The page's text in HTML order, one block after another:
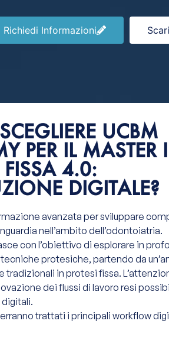
Richiedi Informazioni
UCBM
PER IL MASTER
FISSA 4.0:
DIGITALE?
avanzata per sviluppare
nell’ambito dell’odontoiatria.
con l’obiettivo di esplorare in
protesiche, partendo da
in protesi fissa.
dei flussi di lavoro resi
trattati i principali workflow